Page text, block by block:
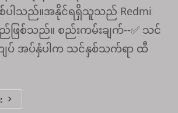
စ်ပါသည်။အနိုင်ရရှိသူသည် Redmi
ဖြစ်သည်။ စည်းကမ်းချက်--✅ သင်
ကျပ် အပ်နှံပါက သင်နှစ်သက်ရာ ထီ
🎉
ထိုင်း